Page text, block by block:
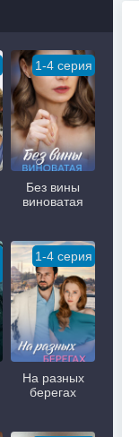
1-4 серия
Без вины
виноватая
1-4 серия
На разных
берегах